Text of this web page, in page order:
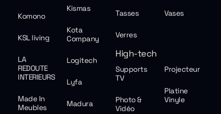
Kismas
Komono
Kota
Company
KSL living
LA
REDOUTE
INTERIEURS
Logitech
Lyfa
Made In
Meubles
Madura
Tasses Vases
Verres
High-tech
Supports
TV
Projecteur
Platine
Vinyle
Photo &
Vidéo